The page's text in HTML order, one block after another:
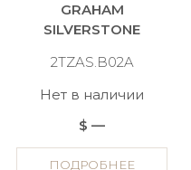
GRAHAM
SILVERSTONE
2TZAS.B02A
Нет в наличии
$ —
ПОДРОБНЕЕ